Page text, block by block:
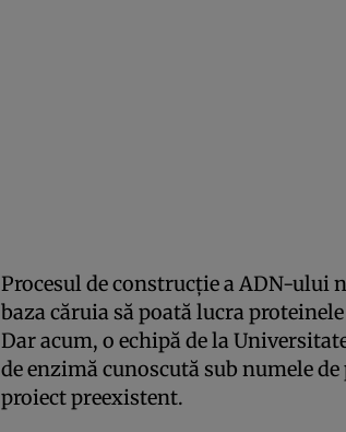
Procesul de construcție a ADN-ului
baza căruia să poată lucra
Dar acum, o echipă de la
de enzimă cunoscută sub numele
proiect preexistent.